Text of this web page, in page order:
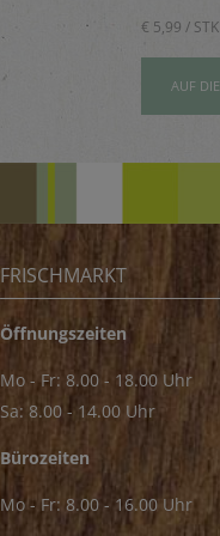
€ 5,99 / STK
AUF DIE
FRISCHMARKT
Öffnungszeiten
Mo - Fr: 8.00 - 18.00 Uhr
Sa: 8.00 - 14.00 Uhr
Bürozeiten
Mo - Fr: 8.00 - 16.00 Uhr